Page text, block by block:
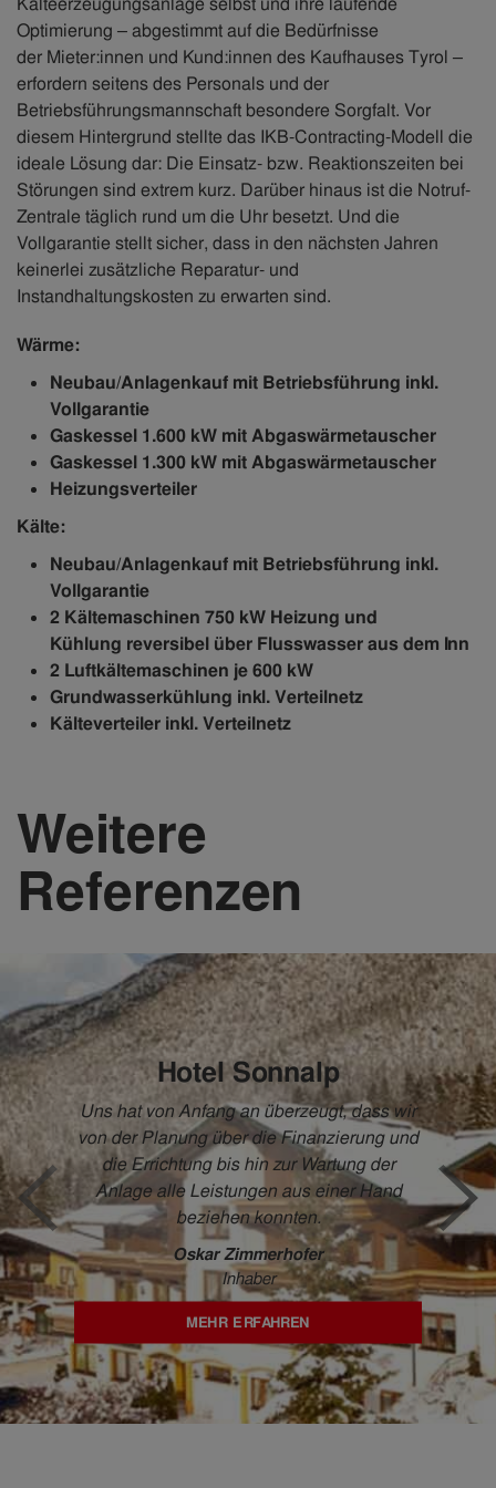
Optimierung – abgestimmt auf die Bedürfnisse
der Mieter:innen und Kund:innen des Kaufhauses Tyrol –
erfordern seitens des Personals und der
Betriebsführungsmannschaft besondere Sorgfalt. Vor
diesem Hintergrund stellte das IKB-Contracting-Modell die
ideale Lösung dar: Die Einsatz- bzw. Reaktionszeiten bei
Störungen sind extrem kurz. Darüber hinaus ist die Notruf-
Zentrale täglich rund um die Uhr besetzt. Und die
Vollgarantie stellt sicher, dass in den nächsten Jahren
keinerlei zusätzliche Reparatur- und
Instandhaltungskosten zu erwarten sind.
Wärme:
Neubau/Anlagenkauf mit Betriebsführung inkl.
Vollgarantie
Gaskessel 1.600 kW mit Abgaswärmetauscher
Gaskessel 1.300 kW mit Abgaswärmetauscher
Heizungsverteiler
Kälte:
Neubau/Anlagenkauf mit Betriebsführung inkl.
Vollgarantie
2 Kältemaschinen 750 kW Heizung und
Kühlung reversibel über Flusswasser aus dem Inn
2 Luftkältemaschinen je 600 kW
Grundwasserkühlung inkl. Verteilnetz
Kälteverteiler inkl. Verteilnetz
Weitere
Referenzen
Hotel Sonnalp
Uns hat von Anfang an überzeugt, dass wir
von der Planung über die Finanzierung und
die Errichtung bis hin zur Wartung der
Anlage alle Leistungen aus einer Hand
beziehen konnten.
Oskar Zimmerhofer
Inhaber
MEHR ERFAHREN